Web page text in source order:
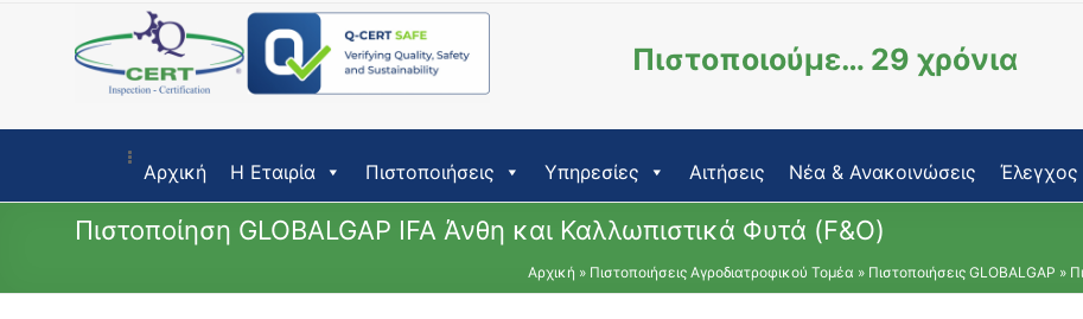
Πιστοποιούμε… 29 χρόνια
Αρχική Η Εταιρία Πιστοποιήσεις Υπηρεσίες Αιτήσεις Νέα & Ανακοινώσεις Έλεγχος
Πιστοποίηση GLOBALGAP IFA Άνθη και Καλλωπιστικά Φυτά (F&O)
Αρχική » Πιστοποιήσεις Αγροδιατροφικού Τομέα » Πιστοποιήσεις GLOBALGAP »